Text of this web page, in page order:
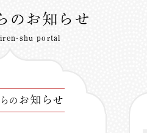
のお知らせ
shu portal
の お知らせ